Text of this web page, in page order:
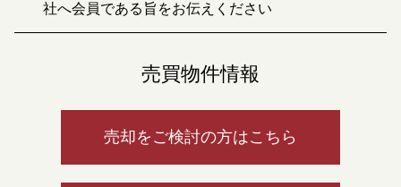
社へ会員である旨をお伝えください
売買物件情報
売却をご検討の方はこちら